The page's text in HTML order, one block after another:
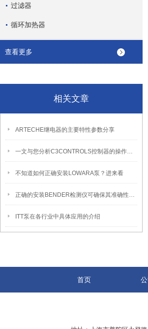
过滤器
循环加热器
查看更多
相关文章
ARTECHE继电器的主要特性参数分享
一文与您分析C3CONTROLS控制器的操作步骤
不知道如何正确安装LOWARA泵？进来看
正确的安装BENDER检测仪可确保其准确性及可靠性
ITT泵在各行业中具体应用的介绍
首页